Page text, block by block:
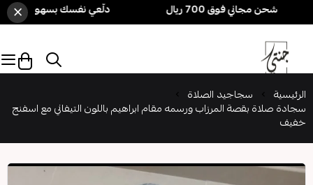
دلّعي نفسك بسهولة! 3 قطع بـ 250 ريال فقط 🎁 + شحن مجاني فوق 700 ريال ×
الرئيسية سجاجيد الصلاة
سجادة صلاة بقصة المرزاب ورسمه مقام ابراهيم باللون التيفاني مع اسفنج
خفيف